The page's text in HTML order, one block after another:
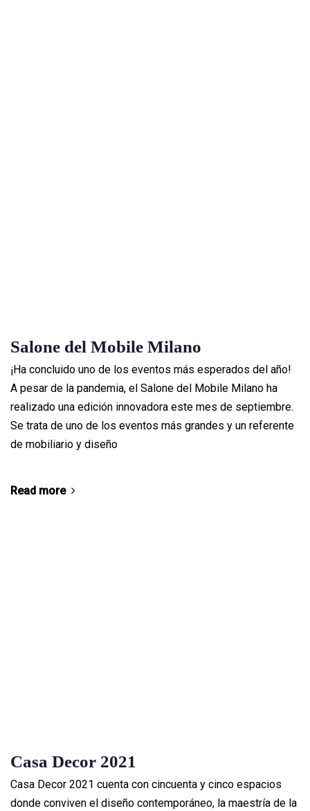
Salone del Mobile Milano
¡Ha concluido uno de los eventos más esperados del año!
A pesar de la pandemia, el Salone del Mobile Milano ha
realizado una edición innovadora este mes de septiembre.
Se trata de uno de los eventos más grandes y un referente
de mobiliario y diseño
Read more
Casa Decor 2021
Casa Decor 2021 cuenta con cincuenta y cinco espacios
donde conviven el diseño contemporáneo, la maestría de la